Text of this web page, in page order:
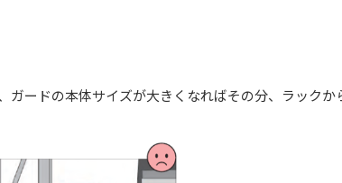
ードの本体サイズが大きくなればその分、ラックか